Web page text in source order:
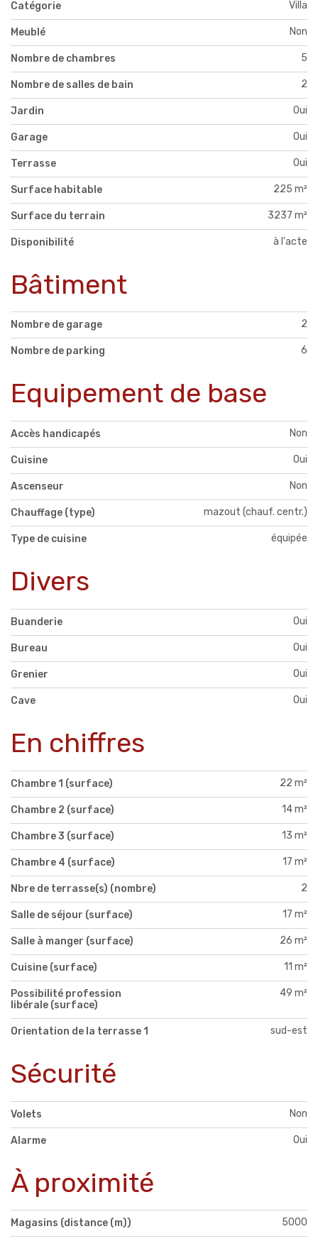
Catégorie Villa
Meublé Non
Nombre de chambres 5
Nombre de salles de bain 2
Jardin Oui
Garage Oui
Terrasse Oui
Surface habitable 225 m²
Surface du terrain 3237 m²
Disponibilité à l'acte
Bâtiment
Nombre de garage 2
Nombre de parking 6
Equipement de base
Accès handicapés Non
Cuisine Oui
Ascenseur Non
Chauffage (type) mazout (chauf. centr.)
Type de cuisine équipée
Divers
Buanderie Oui
Bureau Oui
Grenier Oui
Cave Oui
En chiffres
Chambre 1 (surface) 22 m²
Chambre 2 (surface) 14 m²
Chambre 3 (surface) 13 m²
Chambre 4 (surface) 17 m²
Nbre de terrasse(s) (nombre) 2
Salle de séjour (surface) 17 m²
Salle à manger (surface) 26 m²
Cuisine (surface) 11 m²
Possibilité profession
libérale (surface)
49 m²
Orientation de la terrasse 1 sud-est
Sécurité
Volets Non
Alarme Oui
À proximité
Magasins (distance (m)) 5000